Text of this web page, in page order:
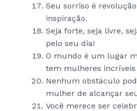
Seu sorriso é
inspiração.
Seja forte, seja livre,
pelo seu dia!
O mundo é um lugar
tem mulheres incríveis
Nenhum obstáculo
mulher de alcançar
Você merece ser